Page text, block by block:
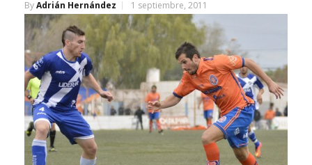
ByAdrián Hernández 1 septiembre, 2011